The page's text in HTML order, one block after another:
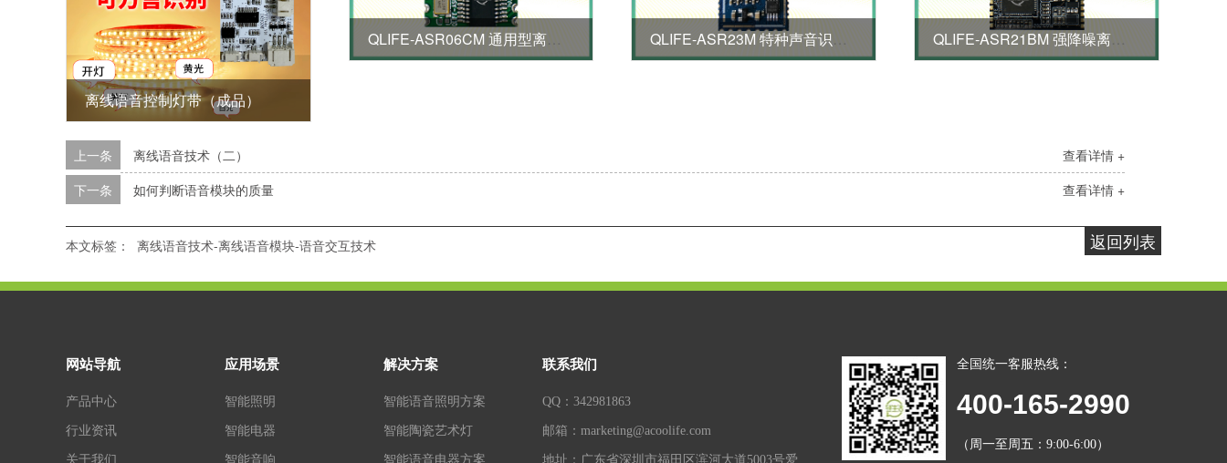
离线语音控制灯带（成品）
QLIFE-ASR06CM 通用型离线语音模块 QLIFE-ASR23M 特种声音识别模块 QLIFE-ASR21BM 强降噪离线语音模块
查看详情 +
上一条
离线语音技术（二）
查看详情 +
下一条 如何判断语音模块的质量
返回列表
本文标签： 离线语音技术-离线语音模块-语音交互技术
网站导航
产品中心
行业资讯
关于我们
应用场景
智能照明
智能电器
智能音响
解决方案
智能语音照明方案
智能陶瓷艺术灯
智能语音电器方案
联系我们
QQ：342981863
邮箱：marketing@acoolife.com
地址：广东省深圳市福田区滨河大道5003号爱
全国统一客服热线：
400-165-2990
（周一至周五：9:00-6:00）